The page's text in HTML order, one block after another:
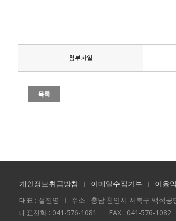
첨부파일
개인정보취급방침 이메일수집거부 이용
대표 : 설진영 주소 : 충남 천안시 서북구 백석공
대표전화 : 041-576-1081
FAX : 041-576-1082